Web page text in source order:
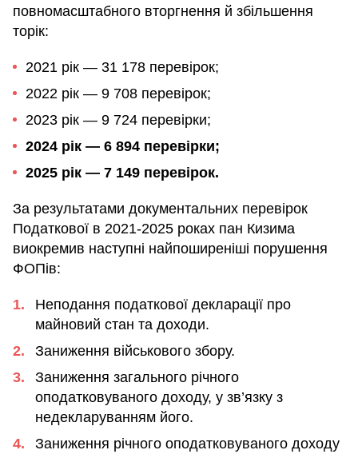
повномасштабного вторгнення й збільшення
торік:
2021 рік — 31 178 перевірок;
2022 рік — 9 708 перевірок;
2023 рік — 9 724 перевірки;
2024 рік — 6 894 перевірки;
2025 рік — 7 149 перевірок.
За результатами документальних перевірок
Податкової в 2021-2025 роках пан Кизима
виокремив наступні найпоширеніші порушення
ФОПів:
Неподання податкової декларації про
майновий стан та доходи.
Заниження військового збору.
Заниження загального річного
оподатковуваного доходу, у зв’язку з
недекларуванням його.
Заниження річного оподатковуваного доходу